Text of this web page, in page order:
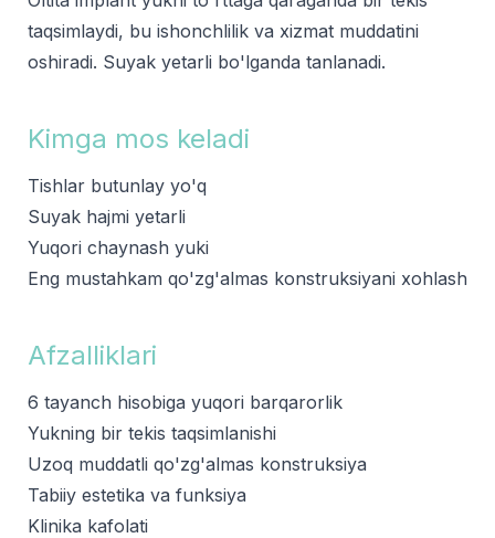
taqsimlaydi, bu ishonchlilik va xizmat muddatini
oshiradi. Suyak yetarli bo'lganda tanlanadi.
Kimga mos keladi
Tishlar butunlay yo'q
Suyak hajmi yetarli
Yuqori chaynash yuki
Eng mustahkam qo'zg'almas konstruksiyani xohlash
Afzalliklari
6 tayanch hisobiga yuqori barqarorlik
Yukning bir tekis taqsimlanishi
Uzoq muddatli qo'zg'almas konstruksiya
Tabiiy estetika va funksiya
Klinika kafolati